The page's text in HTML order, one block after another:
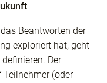
Beantworten der
exploriert hat, geht
Der
(oder